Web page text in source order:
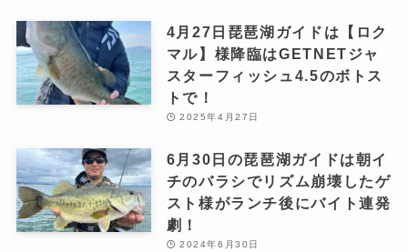
4月27日琵琶湖ガイドは【ロク
マル】様降臨はGETNETジャ
スターフィッシュ4.5のボトス
トで！
2025年4月27日
6月30日の琵琶湖ガイドは朝イ
チのバラシでリズム崩壊したゲ
スト様がランチ後にバイト連発
劇！
2024年6月30日